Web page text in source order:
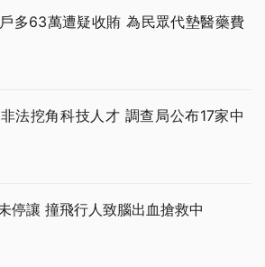
多63萬遭疑收賄 為民眾代墊醫藥費
法挖角科技人才 調查局公布17家中
停讓 撞飛行人致腦出血搶救中